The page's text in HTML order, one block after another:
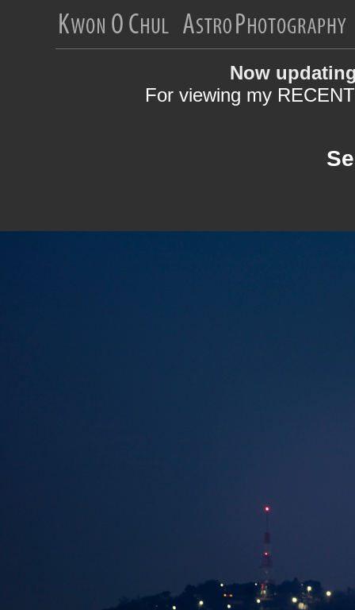
Now
For viewing my